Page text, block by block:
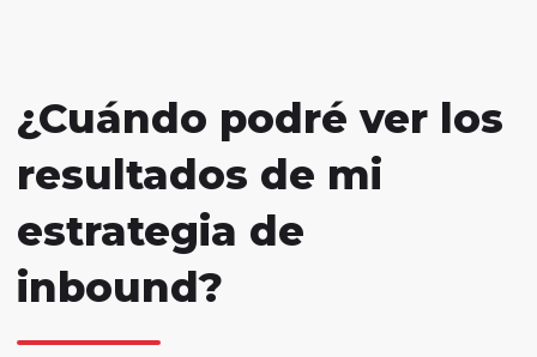
¿Cuándo podré ver los
resultados de mi
estrategia de
inbound?